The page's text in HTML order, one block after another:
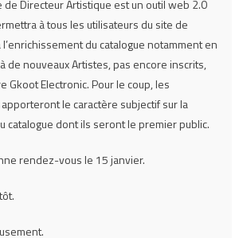
de Directeur Artistique est un outil web 2.0
à tous les utilisateurs du site de
du catalogue notamment en
de nouveaux Artistes, pas encore inscrits,
Gkoot Electronic. Pour le coup, les
le caractère subjectif sur la
catalogue dont ils seront le premier public.
rendez-vous le 15 janvier.